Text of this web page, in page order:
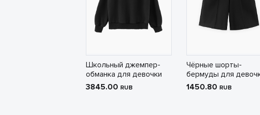
Школьный джемпер-
обманка для девочки
3845.00 RUB
Чёрные шорты-
бермуды для
1450.80 RUB